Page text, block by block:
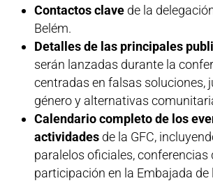
Contactos clave de la
Belém.
Detalles de las principales
serán lanzadas durante la
centradas en falsas soluciones,
género y alternativas
Calendario completo de los
actividades de la GFC,
paralelos oficiales, conferencias
participación en la Embajada de